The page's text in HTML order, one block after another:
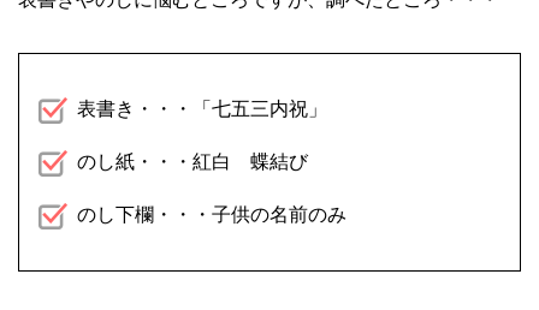
表書き・・・「七五三内祝」
のし紙・・・紅白 蝶結び
のし下欄・・・子供の名前のみ